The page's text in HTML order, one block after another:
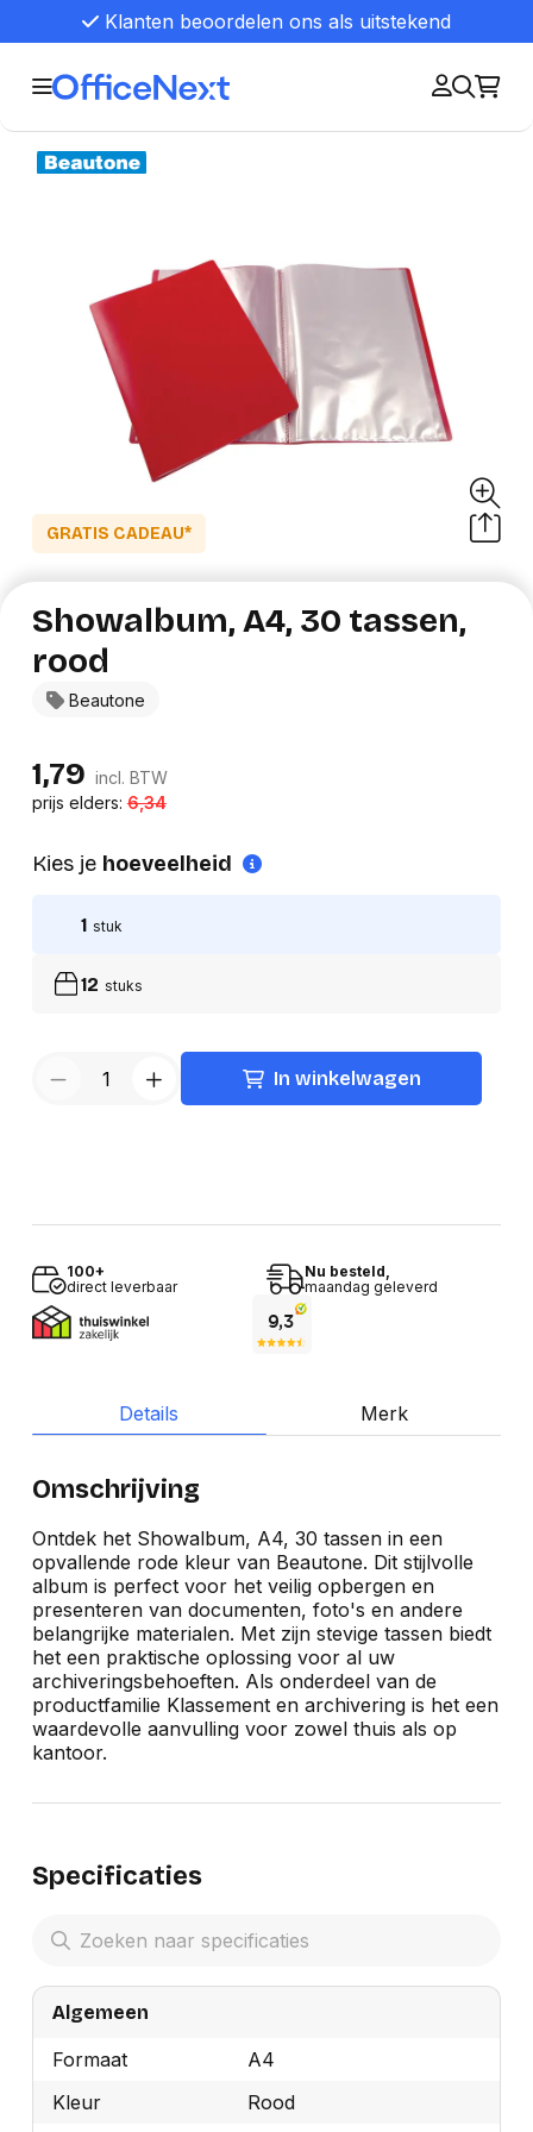
Klanten beoordelen ons als uitstekend
GRATIS CADEAU*
Beautone
Showalbum, A4, 30 tassen,
rood
1,79 incl. BTW
prijs elders:6,34
Kies je hoeveelheid
1 stuk
12 stuks
In winkelwagen
100+
direct leverbaar
Nu besteld,
maandag geleverd
Details Merk
Omschrijving
Ontdek het Showalbum, A4, 30 tassen in een
opvallende rode kleur van Beautone. Dit stijlvolle
album is perfect voor het veilig opbergen en
presenteren van documenten, foto's en andere
belangrijke materialen. Met zijn stevige tassen biedt
het een praktische oplossing voor al uw
archiveringsbehoeften. Als onderdeel van de
productfamilie Klassement en archivering is het een
waardevolle aanvulling voor zowel thuis als op
kantoor.
Specificaties
Algemeen
Formaat
A4
Kleur
Rood